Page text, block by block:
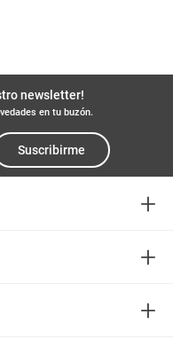
newsletter!
en tu buzón.
Suscribirme
+
+
+